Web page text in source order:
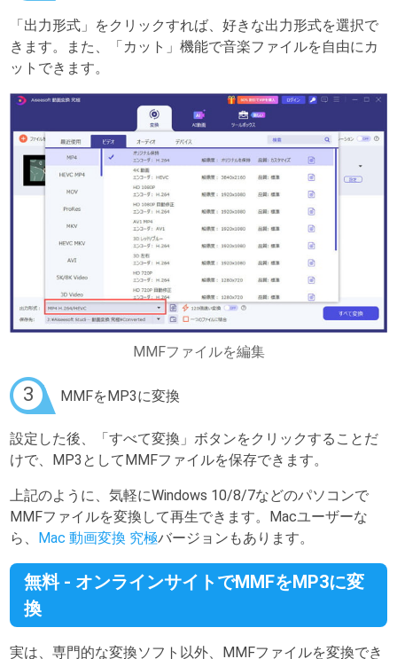
「出力形式」をクリックすれば、好きな出力形式を選択で
きます。また、「カット」機能で音楽ファイルを自由にカ
ットできます。
MMFファイルを編集
3 MMFをMP3に変換
設定した後、「すべて変換」ボタンをクリックすることだ
けで、MP3としてMMFファイルを保存できます。
上記のように、気軽にWindows 10/8/7などのパソコンで
MMFファイルを変換して再生できます。Macユーザーな
ら、 Mac 動画変換 究極バージョンもあります。
無料 - オンラインサイトでMMFをMP3に変
換
実は、専門的な変換ソフト以外、MMFファイルを変換でき